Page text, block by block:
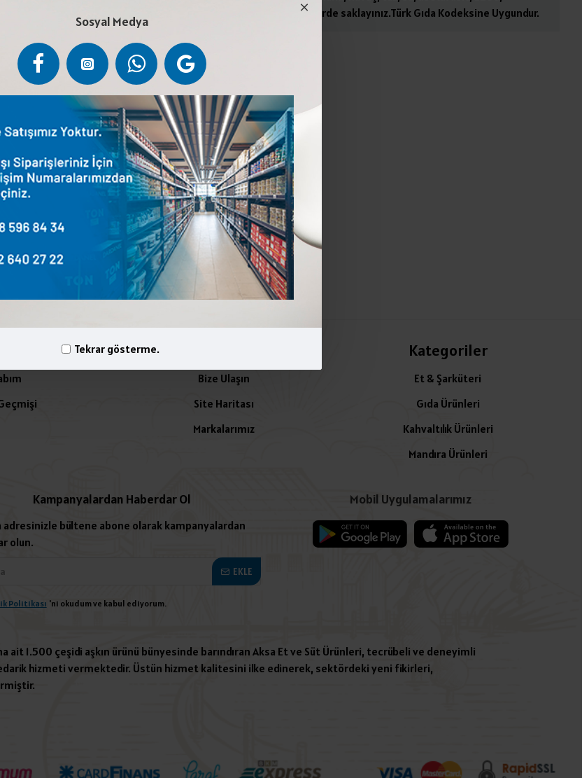
Sosyal Medya
Tekrar gösterme.
düzenleyici.Serin ve kuru yerde saklayınız.Türk Gıda Kodeksine Uygundur.
Bize Ulaşın
Site Haritası
Markalarımız
Kategoriler
Et & Şarküteri
Gıda Ürünleri
Kahvaltılık Ürünleri
Mandıra Ürünleri
Kampanyalardan Haberdar Ol
adresinizle bültene abone olarak kampanyalardan
olun.
EKLE
Politikası 'ni okudum ve kabul ediyorum.
Mobil Uygulamalarımız
ait 1.500 çeşidi aşkın ürünü bünyesinde barındıran Aksa Et ve Süt Ürünleri, tecrübeli ve deneyimli
hizmeti vermektedir. Üstün hizmet kalitesini ilke edinerek, sektördeki yeni fikirleri,